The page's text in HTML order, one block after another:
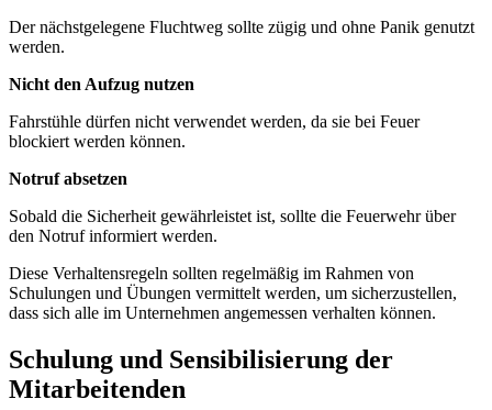
Der nächstgelegene Fluchtweg sollte zügig und ohne Panik genutzt
werden.
Nicht den Aufzug nutzen
Fahrstühle dürfen nicht verwendet werden, da sie bei Feuer
blockiert werden können.
Notruf absetzen
Sobald die Sicherheit gewährleistet ist, sollte die Feuerwehr über
den Notruf informiert werden.
Diese Verhaltensregeln sollten regelmäßig im Rahmen von
Schulungen und Übungen vermittelt werden, um sicherzustellen,
dass sich alle im Unternehmen angemessen verhalten können.
Schulung und Sensibilisierung der
Mitarbeitenden